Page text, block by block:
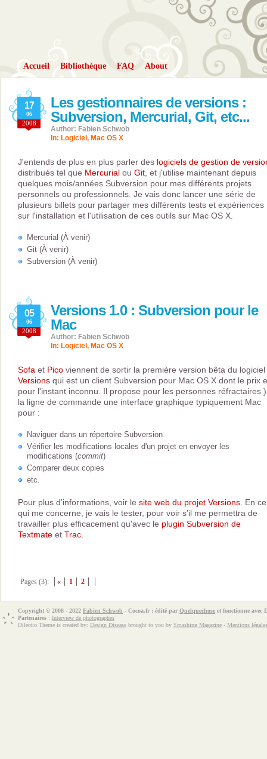
Accueil Bibliothèque FAQ About
Les gestionnaires de versions :
Subversion, Mercurial, Git, etc...
17
06
2008
Author: Fabien Schwob
In: Logiciel , Mac OS X
J'entends de plus en plus parler des logiciels de gestion de
distribués tel que Mercurial ou Git , et j'utilise maintenant depuis
quelques mois/années Subversion pour mes différents projets
personnels ou professionnels. Je vais donc lancer une série de
plusieurs billets pour partager mes différents tests et expériences
sur l'installation et l'utilisation de ces outils sur Mac OS X.
Mercurial (À venir)
Git (À venir)
Subversion (À venir)
Versions 1.0 : Subversion pour le
Mac
05
06
2008
Author: Fabien Schwob
In: Logiciel , Mac OS X
Sofa et Pico viennent de sortir la première version bêta du logiciel
Versions qui est un client Subversion pour Mac OS X dont le prix
pour l'instant inconnu. Il propose pour les personnes réfractaires
la ligne de commande une interface graphique typiquement Mac
pour :
Naviguer dans un répertoire Subversion
Vérifier les modifications locales d'un projet en envoyer les
modifications (commit)
Comparer deux copies
etc.
Pour plus d'informations, voir le site web du projet Versions . En ce
qui me concerne, je vais le tester, pour voir s'il me permettra de
travailler plus efficacement qu'avec le plugin Subversion de
Textmate et Trac
Pages (3): « 1 2
Copyright © 2008 - 2022 Fabien Schwob - Cocoa.fr : édité par Quelquechose et fonctionne avec
Partenaires : Interview de photographes
Dilectio Theme is created by: Design Disease brought to you by Smashing Magazine - Mentions légales